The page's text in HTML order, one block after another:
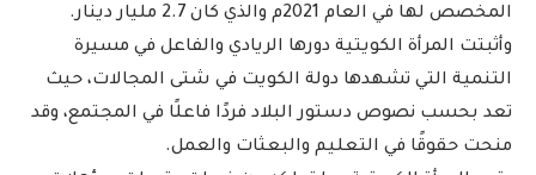
المخصص لها في العام 2021م والذي كان 2.7 مليار دينار.
وأثبتت المرأة الكويتية دورها الريادي والفاعل في مسيرة
التنمية التي تشهدها دولة الكويت في شتى المجالات، حيث
تعد بحسب نصوص دستور البلاد فردًا فاعلًا في المجتمع، وقد
منحت حقوقًا في التعليم والبعثات والعمل.